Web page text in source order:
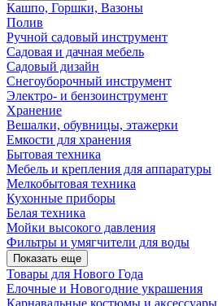
Кашпо, Горшки, Вазоны
Полив
Ручной садовый инструмент
Садовая и дачная мебель
Садовый дизайн
Снегоуборочный инструмент
Электро- и бензоинструмент
Хранение
Вешалки, обувницы, этажерки
Емкости для хранения
Бытовая техника
Мебель и крепления для аппаратуры
Мелкобытовая техника
Кухонные приборы
Белая техника
Мойки высокого давления
Фильтры и умягчители для воды
Показать еще
Товары для Нового Года
Елочные и Новогодние украшения
Карнавальные костюмы и аксессуары